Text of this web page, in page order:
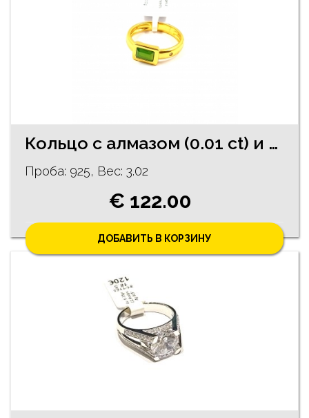
Кольцо c алмазoм (0.01 ct) и халцедоном 308/1245
Проба: 925, Bес: 3.02
€ 122.00
ДОБАВИТЬ В КОРЗИНУ